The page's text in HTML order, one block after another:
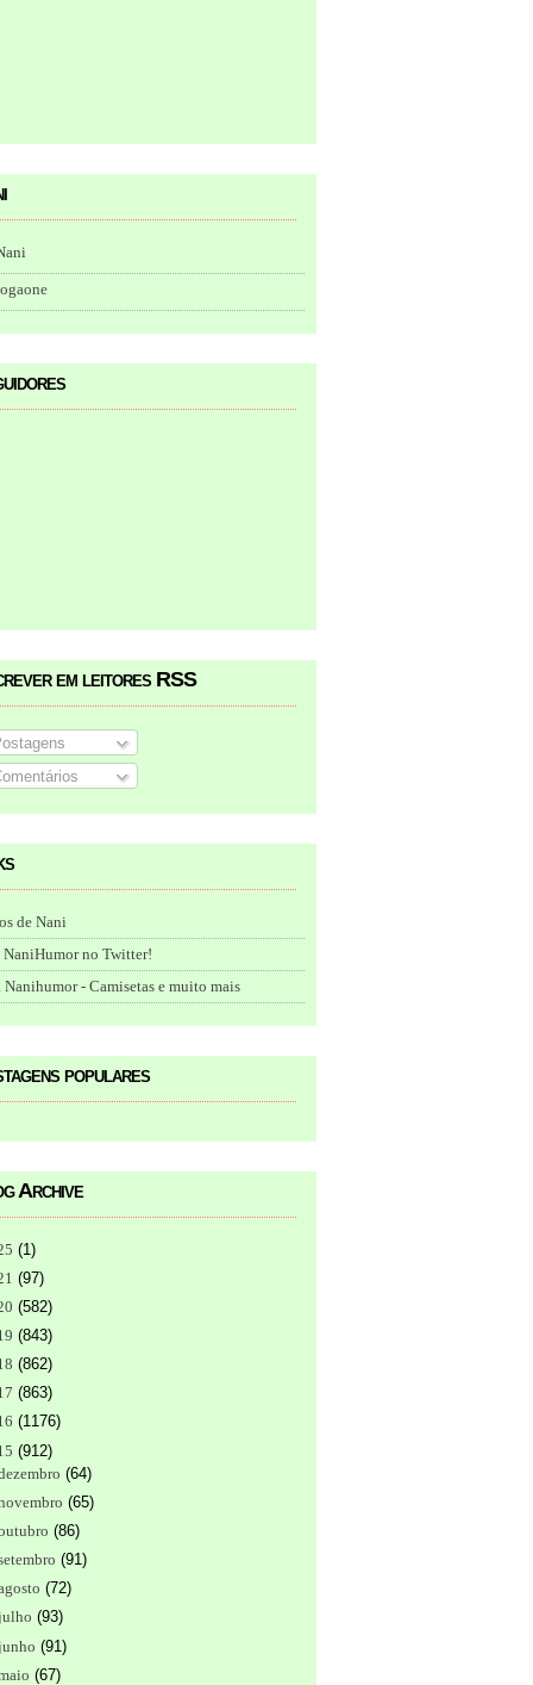
em leitores RSS
de Nani
NaniHumor no Twitter!
- Camisetas e muito mais
populares
Archive
(1 )
(97)
(582)
(843)
(862)
(863)
(1176)
(912)
(64)
(65)
(86)
(91)
(72)
(93)
(91)
(67)